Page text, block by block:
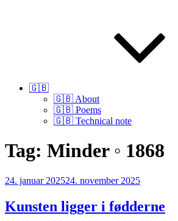
🇬🇧
🇬🇧 About
🇬🇧 Poems
🇬🇧 Technical note
Tag: Minder ◦ 1868
Udgivet
24. januar 202524. november 2025
Kunsten ligger i fødderne